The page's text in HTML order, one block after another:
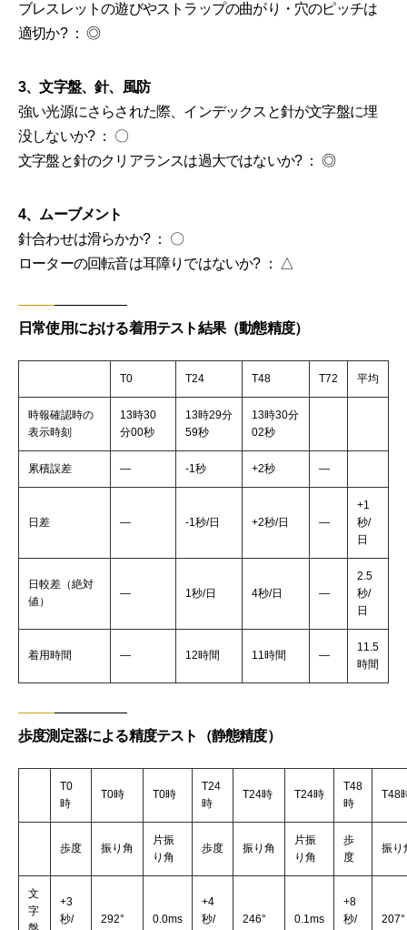
ブレスレットの遊びやストラップの曲がり・穴のピッチは
適切か? ： ◎
3、文字盤、針、風防
強い光源にさらされた際、インデックスと針が文字盤に埋
没しないか? ： 〇
文字盤と針のクリアランスは過大ではないか? ： ◎
4、ムーブメント
針合わせは滑らかか? ： 〇
ローターの回転音は耳障りではないか? ： △
日常使用における着用テスト結果（動態精度）
T0 T24 T48 T72 平均
時報確認時の
表示時刻
13時30
分00秒
13時29分
59秒
13時30分
02秒
累積誤差 ― -1秒 +2秒 ―
日差 ― -1秒/日 +2秒/日 ―
+1
秒/
日
日較差（絶対
値）
― 1秒/日 4秒/日 ―
2.5
秒/
日
着用時間 ― 12時間 11時間 ―
11.5
時間
歩度測定器による精度テスト（静態精度）
T0
時
T0時 T0時
T24
時
T24時 T24時
T48
時
T48
歩度 振り角
片振
り角
歩度 振り角
片振
り角
歩
度
振り
文
字
+3
秒/
292° 0.0ms
+4
秒/
246° 0.1ms
+8
秒/
207°